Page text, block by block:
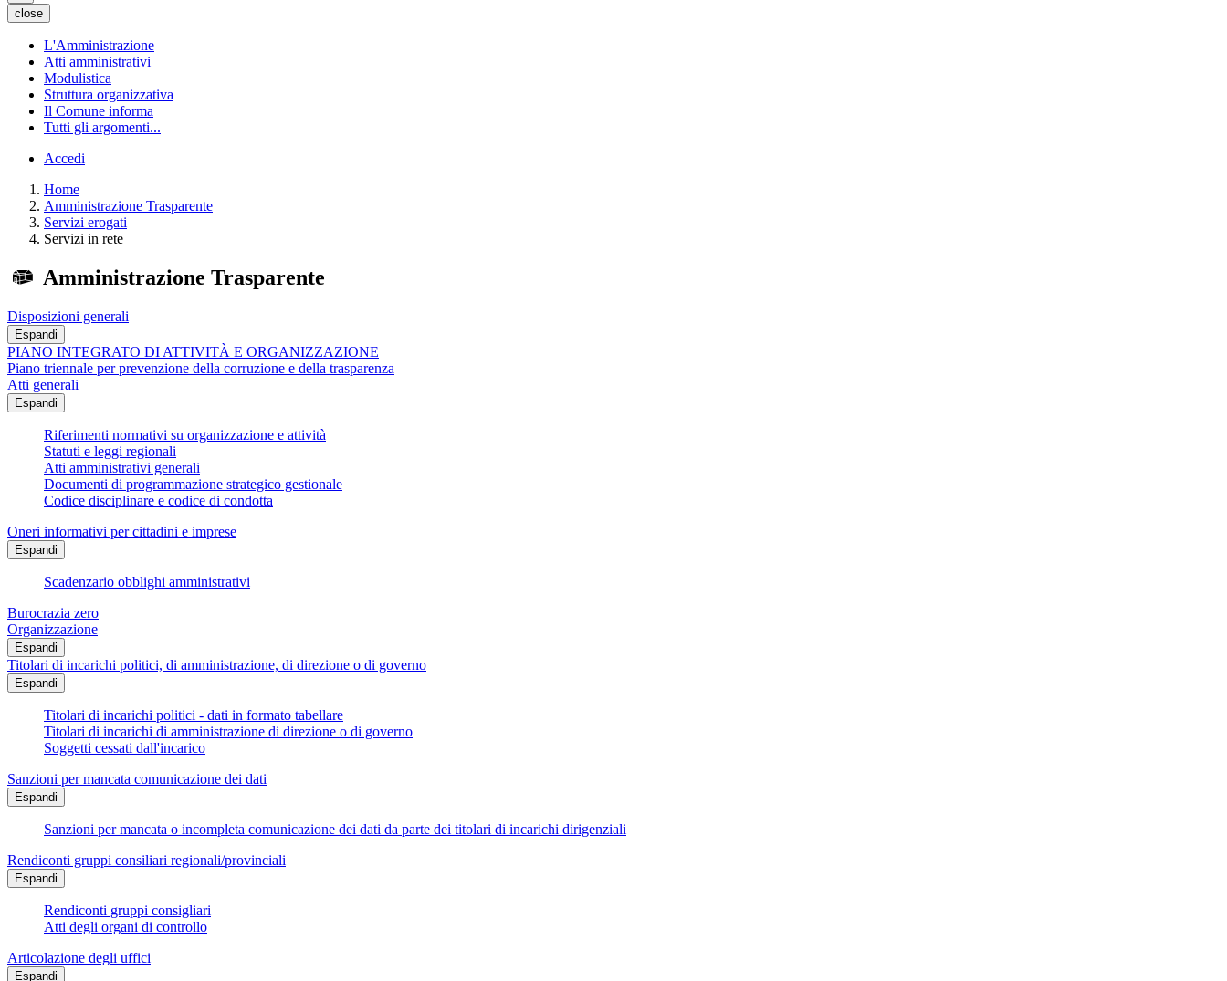
close
L'Amministrazione
Atti amministrativi
Modulistica
Struttura organizzativa
Il Comune informa
Tutti gli argomenti...
Accedi
Home
Amministrazione Trasparente
Servizi erogati
Servizi in rete
Amministrazione Trasparente
Disposizioni generali
Espandi
PIANO INTEGRATO DI ATTIVITÀ E ORGANIZZAZIONE
Piano triennale per prevenzione della corruzione e della trasparenza
Atti generali
Espandi
Riferimenti normativi su organizzazione e attività
Statuti e leggi regionali
Atti amministrativi generali
Documenti di programmazione strategico gestionale
Codice disciplinare e codice di condotta
Oneri informativi per cittadini e imprese
Espandi
Scadenzario obblighi amministrativi
Burocrazia zero
Organizzazione
Espandi
Titolari di incarichi politici, di amministrazione, di direzione o di governo
Espandi
Titolari di incarichi politici - dati in formato tabellare
Titolari di incarichi di amministrazione di direzione o di governo
Soggetti cessati dall'incarico
Sanzioni per mancata comunicazione dei dati
Espandi
Sanzioni per mancata o incompleta comunicazione dei dati da parte dei titolari di incarichi dirigenziali
Rendiconti gruppi consiliari regionali/provinciali
Espandi
Rendiconti gruppi consigliari
Atti degli organi di controllo
Articolazione degli uffici
Espandi